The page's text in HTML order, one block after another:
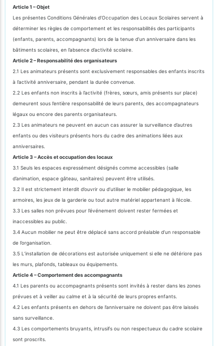
Article 1 – Objet
Les présentes Conditions Générales d’Occupation des Locaux Scolaires servent à
déterminer les règles de comportement et les responsabilités des participants
(enfants, parents, accompagnants) lors de la tenue d’un anniversaire dans les
bâtiments scolaires, en l’absence d’activité scolaire.
Article 2 – Responsabilité des organisateurs
2.1 Les animateurs présents sont exclusivement responsables des enfants inscrits
à l’activité anniversaire, pendant la durée convenue.
2.2 Les enfants non inscrits à l’activité (frères, sœurs, amis présents sur place)
demeurent sous l’entière responsabilité de leurs parents, des accompagnateurs
légaux ou encore des parents organisateurs.
2.3 Les animateurs ne peuvent en aucun cas assurer la surveillance d’autres
enfants ou des visiteurs présents hors du cadre des animations liées aux
anniversaires.
Article 3 – Accès et occupation des locaux
3.1 Seuls les espaces expressément désignés comme accessibles (salle
d’animation, espace gâteau, sanitaires) peuvent être utilisés.
3.2 Il est strictement interdit d’ouvrir ou d’utiliser le mobilier pédagogique, les
armoires, les jeux de la garderie ou tout autre matériel appartenant à l’école.
3.3 Les salles non prévues pour l’événement doivent rester fermées et
inaccessibles au public.
3.4 Aucun mobilier ne peut être déplacé sans accord préalable d’un responsable
de l’organisation.
3.5 L’installation de décorations est autorisée uniquement si elle ne détériore pas
les murs, plafonds, tableaux ou équipements.
Article 4 – Comportement des accompagnants
4.1 Les parents ou accompagnants présents sont invités à rester dans les zones
prévues et à veiller au calme et à la sécurité de leurs propres enfants.
4.2 Les enfants présents en dehors de l’anniversaire ne doivent pas être laissés
sans surveillance.
4.3 Les comportements bruyants, intrusifs ou non respectueux du cadre scolaire
sont proscrits.